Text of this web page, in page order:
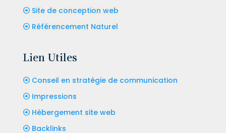
Site de conception web
Référencement Naturel
Lien Utiles
Conseil en stratégie de communication
Impressions
Hébergement site web
Backlinks